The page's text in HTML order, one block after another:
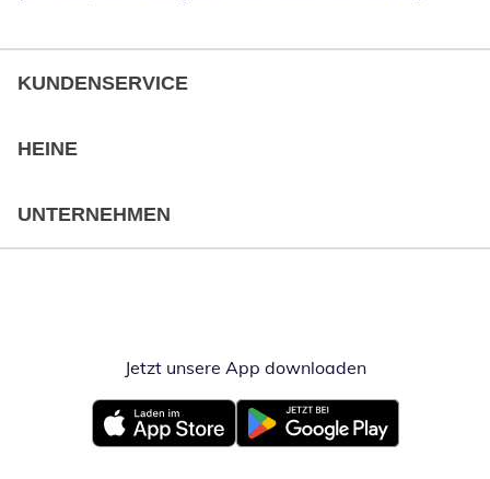
KUNDENSERVICE
HEINE
UNTERNEHMEN
Jetzt unsere App downloadenÖffnet in
Öffnet in neuem FensterÖffnet in neuem Fenster